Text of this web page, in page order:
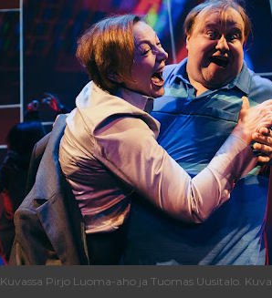
Kuvassa Pirjo Luoma-aho ja Tuomas Uusitalo.